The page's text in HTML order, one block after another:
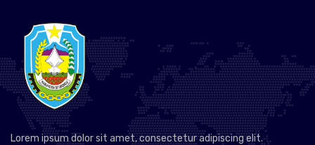
Lorem ipsum dolor sit amet, consectetur adipiscing elit.